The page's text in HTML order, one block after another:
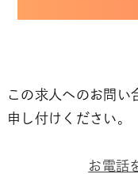
この求人へのお問い
申し付けください。
お電話